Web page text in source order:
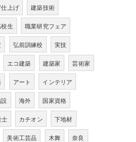
上げ 建築技術
生 職業研究フェア
弘前訓練校 実技
エコ建築 建築家 芸術家
アート インテリア
海外 国家資格
士 カチオン 下地材
美術工芸品 木舞 奈良